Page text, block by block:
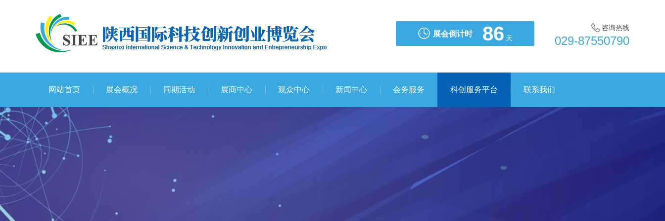
展会倒计时 86 天
咨询热线
029-87550790
网站首页 展会概况 同期活动 展商中心 观众中心 新闻中心 会务服务 科创服务平台 联系我们